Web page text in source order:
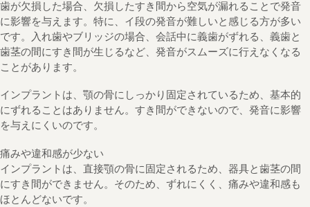
歯が欠損した場合、欠損したすき間から空気が漏れることで発音
に影響を与えます。特に、イ段の発音が難しいと感じる方が多い
です。入れ歯やブリッジの場合、会話中に義歯がずれる、義歯と
歯茎の間にすき間が生じるなど、発音がスムーズに行えなくなる
ことがあります。
インプラントは、顎の骨にしっかり固定されているため、基本的
にずれることはありません。すき間ができないので、発音に影響
を与えにくいのです。
痛みや違和感が少ない
インプラントは、直接顎の骨に固定されるため、器具と歯茎の間
にすき間ができません。そのため、ずれにくく、痛みや違和感も
ほとんどないです。